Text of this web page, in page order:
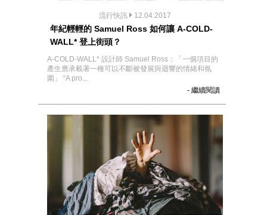
流行快訊 12.04.2017
年紀輕輕的 Samuel Ross 如何讓 A-COLD-
WALL* 登上街頭？
A-COLD-WALL* 設計師 Samuel Ross：「一個項目的
產生應承載著一種可以不斷被發展與迴響的情緒和氛
圍」 “A pro...
- 繼續閱讀